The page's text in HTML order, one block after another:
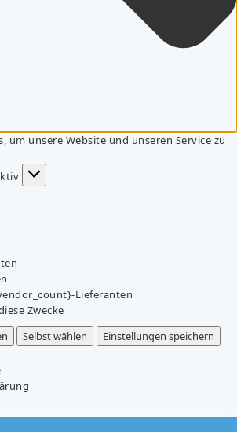
um unsere Website und unseren Service zu
Lieferanten
Zwecke
Selbst wählen
Einstellungen speichern